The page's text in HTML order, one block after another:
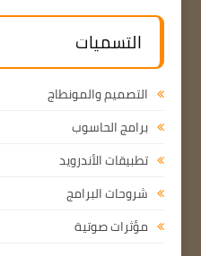
التسميات
التصميم والمونطاج
برامج الحاسوب
تطبيقات الأندرويد
شروحات البرامج
مؤثرات صوتية